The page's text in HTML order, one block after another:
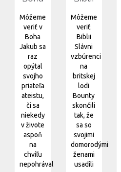
Môžeme
veriť v
Boha
Jakub sa
raz
opýtal
svojho
priateľa
ateistu,
či sa
niekedy
v živote
aspoň
na
chvíľu
nepohrával
Môžeme
veriť
Biblii
Slávni
vzbúrenci
na
britskej
lodi
Bounty
skončili
tak, že
sa so
svojimi
domorodými
ženami
usadili